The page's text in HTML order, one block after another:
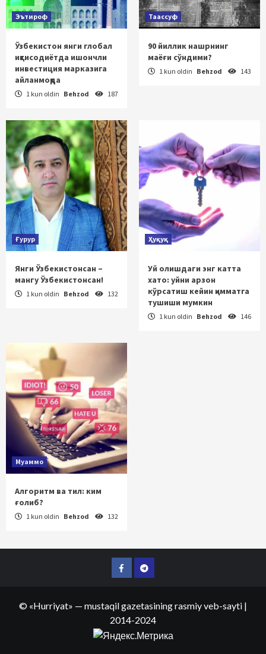
Эътироф
Ўзбекистон янги глобал
иқтисодиётда ишончли
инвестиция марказига
айланмоқда
1 kun oldin Behzod 187
Таассуф
90 йиллик нашрнинг
маёғи сўндими?
1 kun oldin Behzod 143
Ғурур
Янги Ўзбекистонсан –
мангу Ўзбекистонсан!
1 kun oldin Behzod 132
Ҳуқуқ
Уй олишдаги энг катта
хато: уйни арзон
кўрсатиш кейин қимматга
тушиши мумкин
1 kun oldin Behzod 146
Муаммо
Алгоритм ва тил: ким
ғолиб?
1 kun oldin Behzod 132
FacebookTelegram
© «Hurriyat» — mustaqil gazetasining rasmiy veb-sayti |
2014-2024